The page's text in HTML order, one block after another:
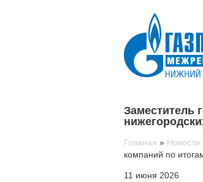
Заместитель
Главная » Новости
компаний по
11 июня 2026